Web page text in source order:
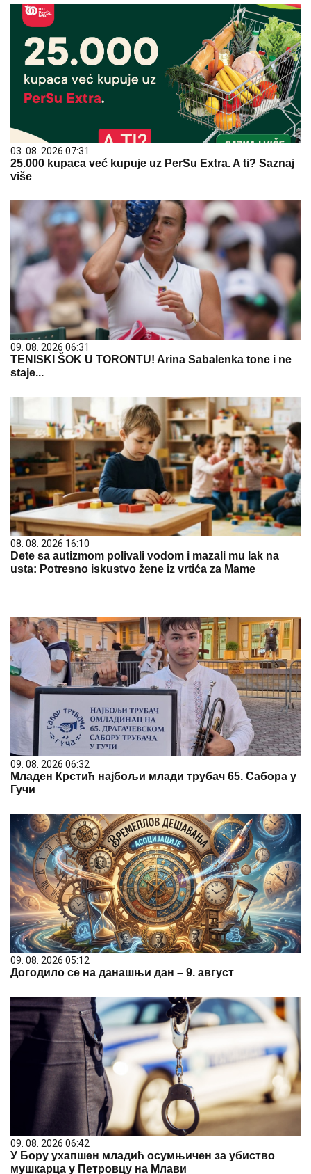
03. 08. 2026 07:31
25.000 kupaca već kupuje uz PerSu Extra. A ti? Saznaj
više
09. 08. 2026 06:31
TENISKI ŠOK U TORONTU! Arina Sabalenka tone i ne
staje...
08. 08. 2026 16:10
Dete sa autizmom polivali vodom i mazali mu lak na
usta: Potresno iskustvo žene iz vrtića za Mame
09. 08. 2026 06:32
Младен Крстић најбољи млади трубач 65. Сабора у
Гучи
09. 08. 2026 05:12
Догодило се на данашњи дан – 9. август
09. 08. 2026 06:42
У Бору ухапшен младић осумњичен за убиство
мушкарца у Петровцу на Млави